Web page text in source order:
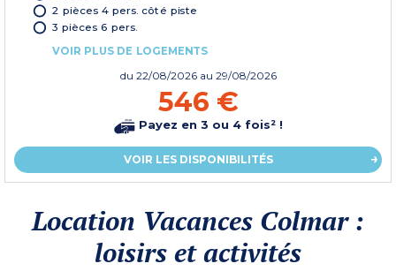
2 pièces 4 pers. côté piste
3 pièces 6 pers.
VOIR PLUS DE LOGEMENTS
du 22/08/2026 au 29/08/2026
546 €
Payez en 3 ou 4 fois² !
VOIR LES DISPONIBILITÉS
Location Vacances Colmar :
loisirs et activités